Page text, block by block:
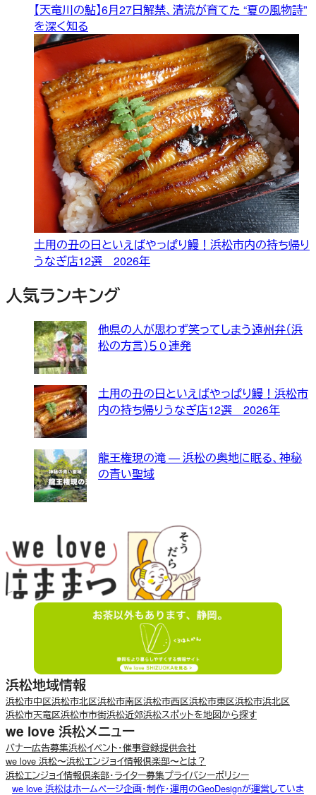
【天竜川の鮎】6月27日解禁、清流が育てた “夏の風物詩”
を深く知る
土用の丑の日といえばやっぱり鰻！浜松市内の持ち帰り
うなぎ店12選 2026年
人気ランキング
他県の人が思わず笑ってしまう遠州弁（浜
松の方言）５０連発
土用の丑の日といえばやっぱり鰻！浜松市
内の持ち帰りうなぎ店12選 2026年
龍王権現の滝 — 浜松の奥地に眠る、神秘
の青い聖域
浜松地域情報
浜松市中区浜松市北区浜松市南区浜松市西区浜松市東区浜松市浜北区
浜松市天竜区浜松市市街浜松近郊浜松スポットを地図から探す
we love 浜松メニュー
バナー広告募集浜松イベント・催事登録提供会社
we love 浜松〜浜松エンジョイ情報倶楽部〜とは？
浜松エンジョイ情報倶楽部・ライター募集プライバシーポリシー
we love 浜松はホームページ企画・制作・運用のGeoDesignが運営していま